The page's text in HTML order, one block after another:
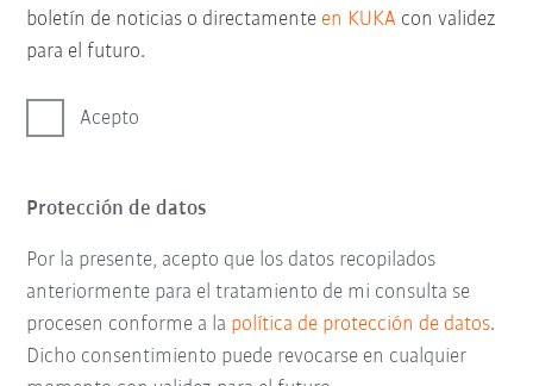
boletín de noticias o directamente en KUKA con validez
para el futuro.
Acepto
Protección de datos
Por la presente, acepto que los datos recopilados
anteriormente para el tratamiento de mi consulta se
procesen conforme a la política de protección de datos.
Dicho consentimiento puede revocarse en cualquier